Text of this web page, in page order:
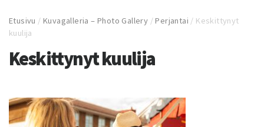
Etusivu /Kuvagalleria – Photo Gallery /Perjantai / Keskittynyt
kuulija
Keskittynyt kuulija